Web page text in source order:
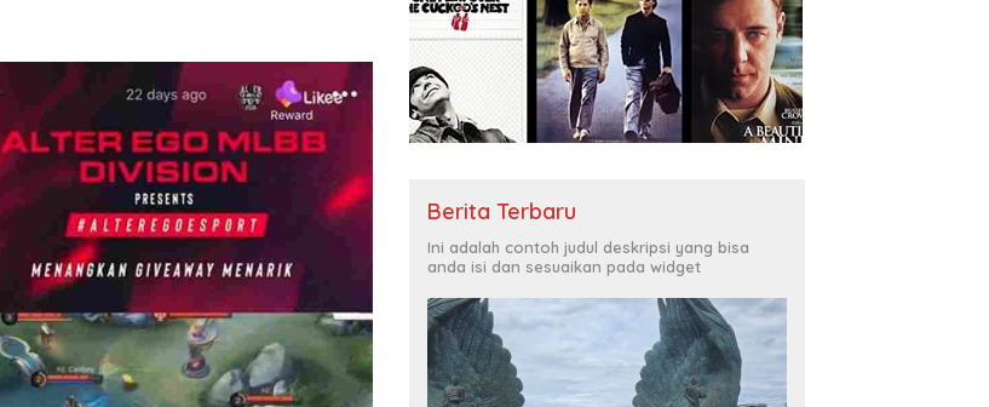
Berita Terbaru
Ini adalah contoh judul deskripsi yang bisa
anda isi dan sesuaikan pada widget